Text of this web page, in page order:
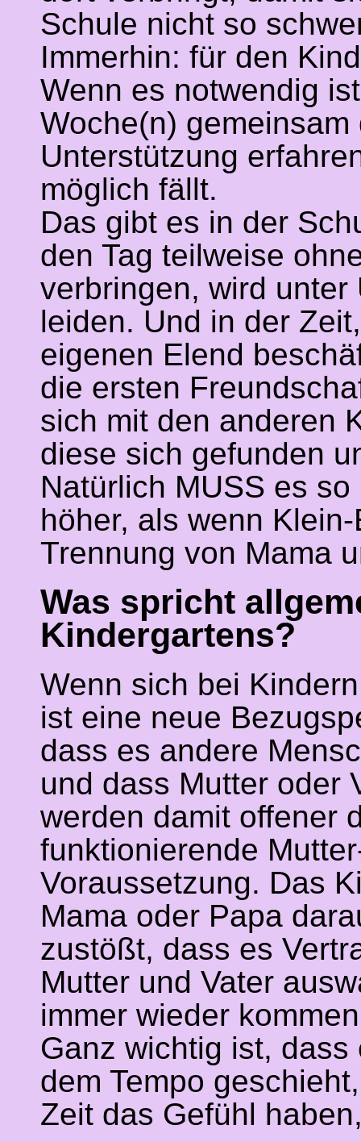
Schule nicht so
Immerhin: für den
Wenn es notwendig
Woche(n)
Unterstützung
möglich fällt.
Das gibt es in der
den Tag teilweise
verbringen, wird
leiden. Und in der
eigenen Elend
die ersten
sich mit den anderen
diese sich gefunden
Natürlich MUSS es
höher, als wenn
Trennung von Mama
Was spricht
Kindergartens?
Wenn sich bei
ist eine neue
dass es andere
und dass Mutter oder
werden damit offener
funktionierende
Voraussetzung. Das
Mama oder Papa
zustößt, dass es
Mutter und Vater
immer wieder
Ganz wichtig ist,
dem Tempo
Zeit das Gefühl